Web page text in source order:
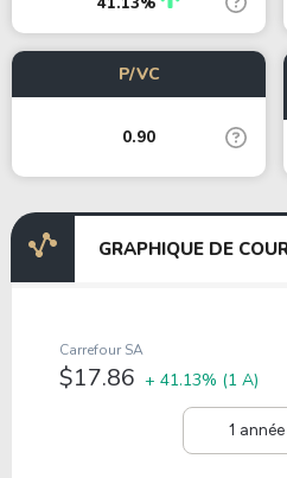
P/VC
0.90
GRAPHIQUE DE
1 année
Carrefour SA
$17.86 + 41.13% (1 A)